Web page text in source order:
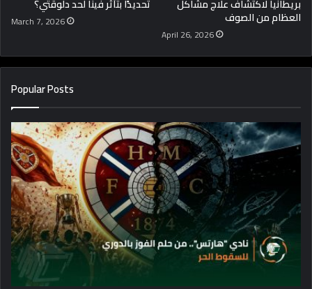
بريطانيا لاكتشاف علاج مشاكل
العظام من الصوف
April 26, 2026
تحديدًا بتأثر فينا لحد دلوقتي؟
March 7, 2026
Popular Posts